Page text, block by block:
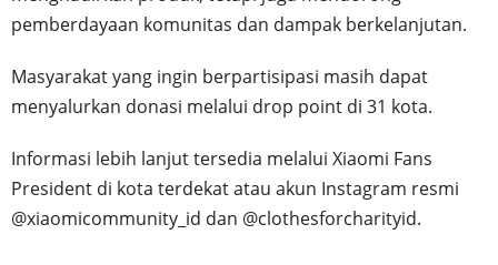
pemberdayaan komunitas dan dampak berkelanjutan.
Masyarakat yang ingin berpartisipasi masih dapat
menyalurkan donasi melalui drop point di 31 kota.
Informasi lebih lanjut tersedia melalui Xiaomi Fans
President di kota terdekat atau akun Instagram resmi
@xiaomicommunity_id dan @clothesforcharityid.